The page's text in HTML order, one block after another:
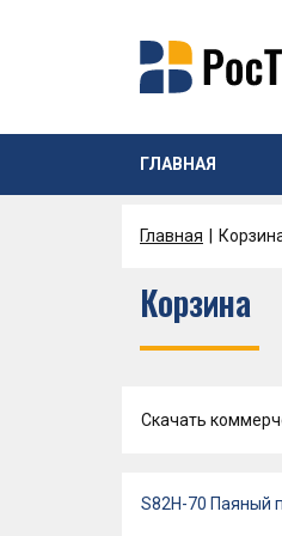
ГЛАВНАЯ
Главная
Корзина
Скачать
S82H-70 Паяный